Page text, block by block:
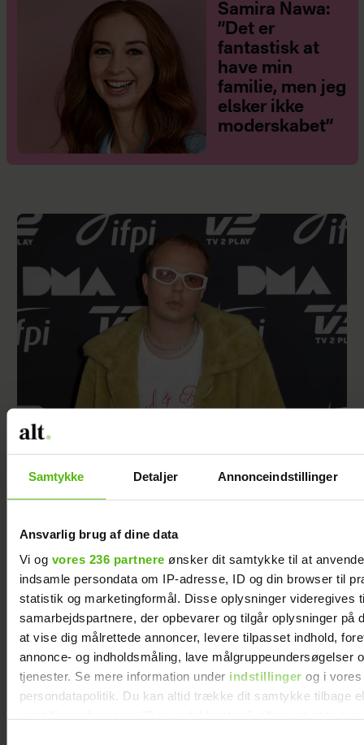
Samtykke Detaljer Annonceindstillinger
Ansvarlig brug af dine data
Vi og vores 236 partnere ønsker dit samtykke til at
indsamle persondata om IP-adresse, ID og din browser til
statistik og marketingformål. Disse oplysninger videregives
samarbejdspartnere, der opbevarer og tilgår oplysninger på
at vise dig målrettede annoncer, levere tilpasset indhold,
annonce- og indholdsmåling, lave målgruppeundersøgelser
tjenester. Se mere information under indstillinger og i vores
persondatapolitik. Du kan altid trække dit samtykke tilbage
Samira Nawa:
”Det er
fantastisk at
have min
familie, men jeg
elsker ikke
moderskabet”